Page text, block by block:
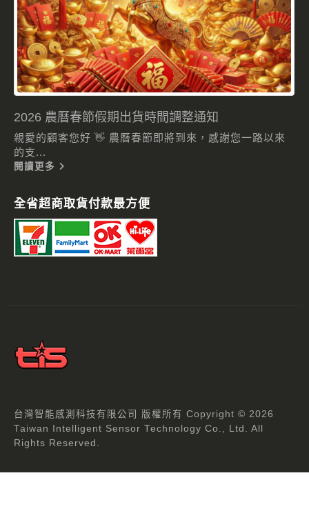
2026 農曆春節假期出貨時間調整通知
親愛的顧客您好 👋 農曆春節即將到來，感謝您一路以來
的支...
閱讀更多
全省超商取貨付款最方便
台灣智能感測科技有限公司 版權所有 Copyright © 2026
Taiwan Intelligent Sensor Technology Co., Ltd. All
Rights Reserved.